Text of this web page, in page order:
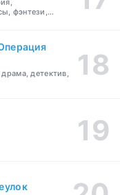
фэнтези,
детектив,